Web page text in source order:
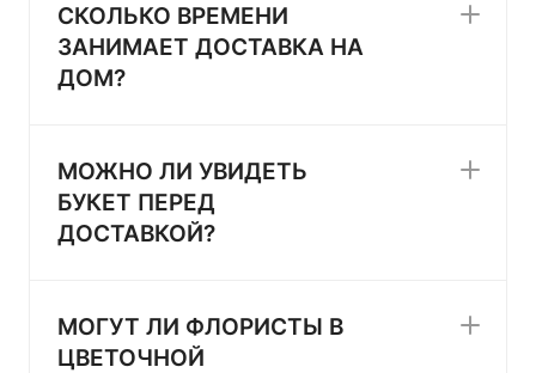
СКОЛЬКО ВРЕМЕНИ
ЗАНИМАЕТ ДОСТАВКА НА
ДОМ?
МОЖНО ЛИ УВИДЕТЬ
БУКЕТ ПЕРЕД
ДОСТАВКОЙ?
МОГУТ ЛИ ФЛОРИСТЫ В
ЦВЕТОЧНОЙ